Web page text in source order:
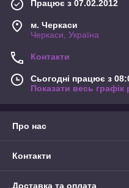
Працює з 07.02.2012
м. Черкаси
Черкаси, Україна
Контакти
Сьогодні працює з
Показати весь графік
Про нас
Контакти
Доставка та оплата